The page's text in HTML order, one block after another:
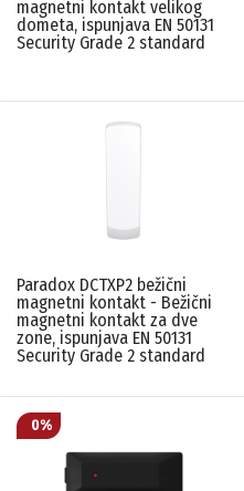
moduli (2)
Paradox(12)
(8)
TIP DETEKTORA
Bežični
VRSTA DETEKCIJE
PIR(4)
Voda
Dim - optički
Lom stakla(1)
(1)
magnetni kontakt velikog
dometa, ispunjava EN 50131
Security Grade 2 standard
Paradox DCTXP2 bežični
magnetni kontakt - Bežični
magnetni kontakt za dve
zone, ispunjava EN 50131
Security Grade 2 standard